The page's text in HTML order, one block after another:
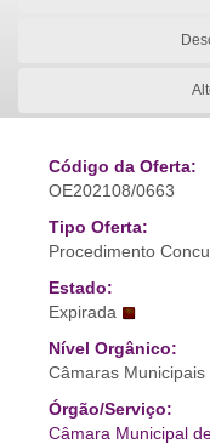
Código da Oferta:
OE202108/0663
Tipo Oferta:
Procedimento
Estado:
Expirada
Nível Orgânico:
Câmaras Municipais
Órgão/Serviço:
Câmara Municipal